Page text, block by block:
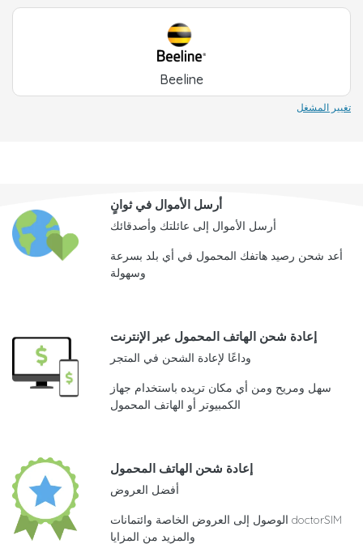
Beeline
تغيير المشغل
أرسل الأموال في ثوانٍ
أرسل الأموال إلى عائلتك وأصدقائك
أعد شحن رصيد هاتفك المحمول في أي بلد بسرعة
وسهولة
إعادة شحن الهاتف المحمول عبر الإنترنت
وداعًا لإعادة الشحن في المتجر
سهل ومريح ومن أي مكان تريده باستخدام جهاز
الكمبيوتر أو الهاتف المحمول
إعادة شحن الهاتف المحمول
أفضل العروض
الوصول إلى العروض الخاصة وائتمانات doctorSIM
والمزيد من المزايا